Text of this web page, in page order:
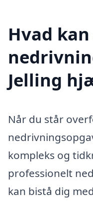
Hvad
Jelling
Når du står
kompleks og
professionelt
kan bistå dig